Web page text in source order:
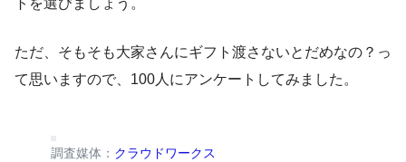
トを選びましょう。
ただ、そもそも大家さんにギフト渡さないとだめなの？っ
て思いますので、100人にアンケートしてみました。
調査媒体： クラウドワークス